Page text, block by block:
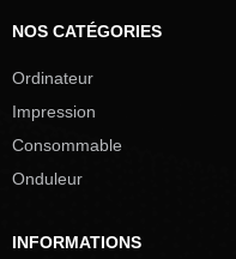
NOS CATÉGORIES
Ordinateur
Impression
Consommable
Onduleur
INFORMATIONS